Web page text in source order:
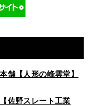
【人形の峰雲堂】
佐野スレート工業